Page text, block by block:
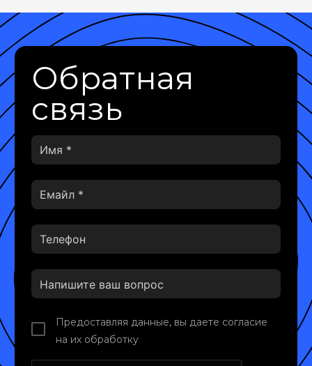
Обратная
связь
Предоставляя данные, вы даете согласие
на их обработку